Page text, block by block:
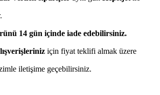
14 gün içinde iade edebilirsiniz.
için fiyat teklifi almak üzere
iletişime geçebilirsiniz.